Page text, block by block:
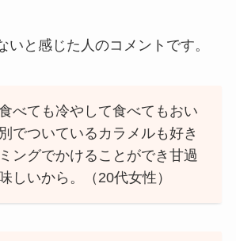
いと感じた人のコメントです。
べても冷やして食べてもおい
でついているカラメルも好き
ングでかけることができ甘過
しいから。（20代女性）